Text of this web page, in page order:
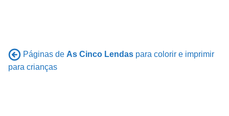
Páginas de As Cinco Lendas para colorir e imprimir
para crianças